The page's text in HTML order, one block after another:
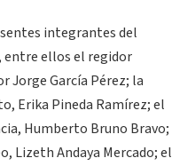
integrantes del
entre ellos el regidor
Jorge García Pérez; la
Erika Pineda Ramírez; el
Humberto Bruno Bravo;
Lizeth Andaya Mercado; el